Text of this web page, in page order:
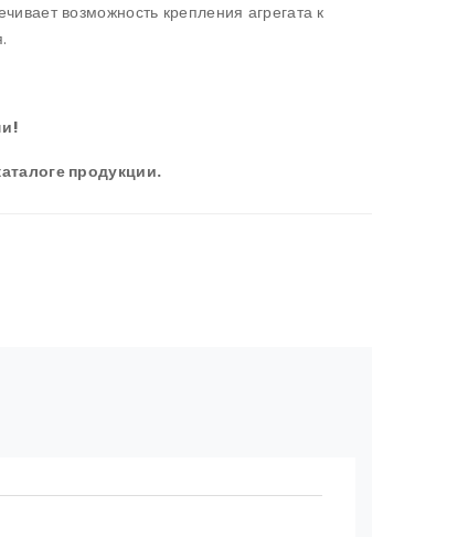
возможность крепления агрегата к
продукции.